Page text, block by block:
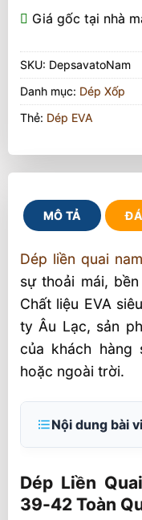
Giá gốc tại nhà
SKU: DepsavatoNam
Danh mục: Dép Xốp
Thẻ: Dép EVA
MÔ TẢ
Dép liền quai
sự thoải mái,
Chất liệu EVA
ty Âu Lạc, sản
của khách hàng
hoặc ngoài trời.
Nội dung bài
Toàn Quốc
Chất liệu
Dép Liền
39-42 Toàn